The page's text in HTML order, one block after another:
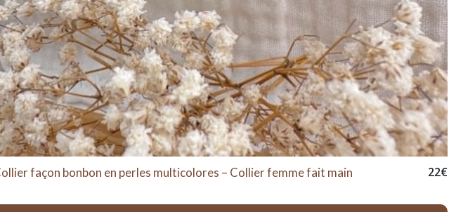
façon bonbon en perles multicolores – Collier femme fait main 22€